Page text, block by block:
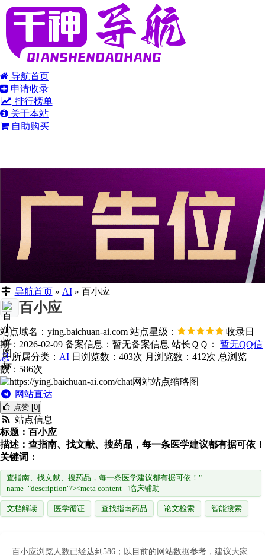
导航首页
申请收录
排行榜单
关于本站
自助购买
导航首页» AI» 百小应
百小应
站点域名：ying.baichuan-ai.com 站点星级：
收录日
期：2026-02-09 备案信息： 暂无备案信息 站长ＱＱ： 暂无QQ信
息 所属分类： AI 日浏览数：403次 月浏览数：412次 总浏览
数：586次
网站直达
点赞 [0]
站点信息
标题：百小应
描述：查指南、找文献、搜药品，每一条医学建议都有据可依！
关键词：
查指南、找文献、搜药品，每一条医学建议都有据可依！"
name="description"/><meta content="临床辅助
文档解读 医学循证 查找指南药品 论文检索 智能搜索
百小应浏览人数已经达到586；以目前的网站数据参考，建议大家